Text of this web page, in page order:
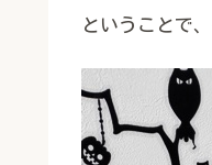
ということで、